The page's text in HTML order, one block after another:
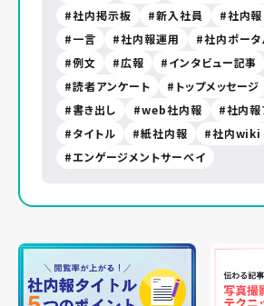
社内掲示板
新入社員 社内報
一言
社内報運用
社内ポータ
例文
広報
インタビュー記事
読者アンケート
トップメッセージ
書き出し
web社内報
社内報
タイトル
紙社内報
社内wiki
エンゲージメントサーベイ